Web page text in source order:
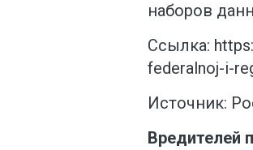
наборов
Ссылка:
federalnoj-i-
Источник:
Вредителей